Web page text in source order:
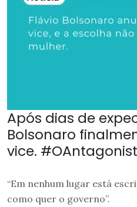
Após dias de
Bolsonaro
vice.
“Em nenhum lugar está
como quer o governo”.